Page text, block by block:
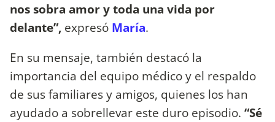
nos sobra amor y toda una vida por
delante”, expresó María.
En su mensaje, también destacó la
importancia del equipo médico y el respaldo
de sus familiares y amigos, quienes los han
ayudado a sobrellevar este duro episodio. “Sé